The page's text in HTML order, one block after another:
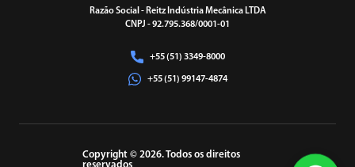
Razão Social - Reitz Indústria Mecânica LTDA
CNPJ - 92.795.368/0001-01
+55 (51) 3349-8000
+55 (51) 99147-4874
Copyright © 2026. Todos os direitos